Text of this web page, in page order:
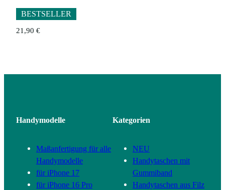
BESTSELLER
21,90 €
Handymodelle
Maßanfertigung für alle
Handymodelle
für iPhone 17
für iPhone 16 Pro
Kategorien
NEU
Handytaschen mit
Gummiband
Handytaschen aus Filz